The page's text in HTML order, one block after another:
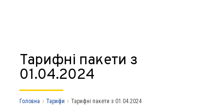
Тарифнi пакети з
01.04.2024
Головна › Тарифи › Тарифнi пакети з 01.04.2024